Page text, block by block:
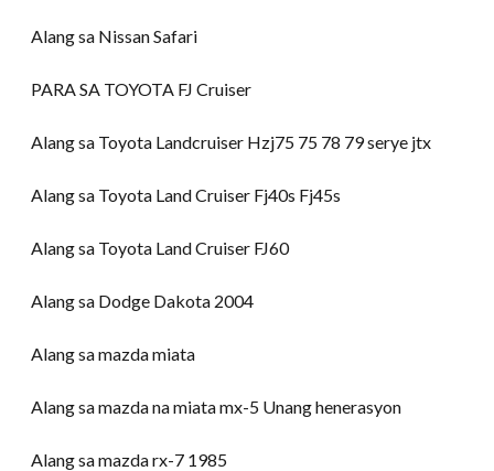
Alang sa Nissan Safari
PARA SA TOYOTA FJ Cruiser
Alang sa Toyota Landcruiser Hzj75 75 78 79 serye jtx
Alang sa Toyota Land Cruiser Fj40s Fj45s
Alang sa Toyota Land Cruiser FJ60
Alang sa Dodge Dakota 2004
Alang sa mazda miata
Alang sa mazda na miata mx-5 Unang henerasyon
Alang sa mazda rx-7 1985